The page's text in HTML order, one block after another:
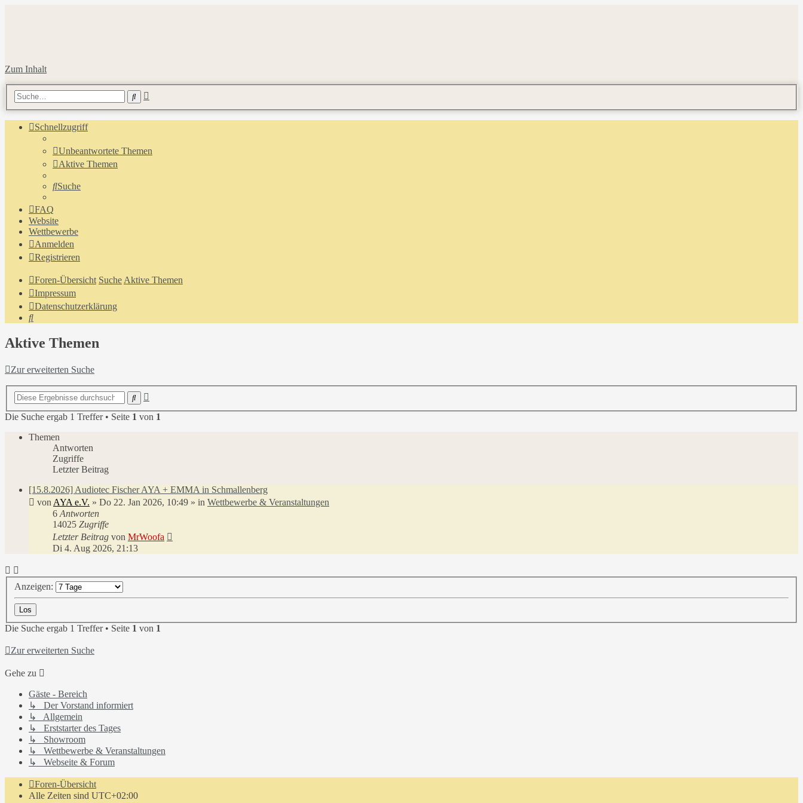
Zum Inhalt
Suche
Schnellzugriff
Unbeantwortete Themen
Aktive Themen
Suche
FAQ
Website
Wettbewerbe
Anmelden
Registrieren
Foren-Übersicht Suche Aktive Themen
Impressum
Datenschutzerklärung
Suche
Aktive Themen
Zur erweiterten Suche
Suche
Die Suche ergab 1 Treffer • Seite 1 von 1
Themen
Antworten
Zugriffe
Letzter Beitrag
[15.8.2026] Audiotec Fischer AYA + EMMA in Schmallenberg
von AYA e.V. » Do 22. Jan 2026, 10:49 » in Wettbewerbe & Veranstaltungen
6 Antworten
14025 Zugriffe
Letzter Beitrag von MrWoofa
Di 4. Aug 2026, 21:13
Anzeigen:
Die Suche ergab 1 Treffer • Seite 1 von 1
Zur erweiterten Suche
Gehe zu
Gäste - Bereich
↳ Der Vorstand informiert
↳ Allgemein
↳ Erststarter des Tages
↳ Showroom
↳ Wettbewerbe & Veranstaltungen
↳ Webseite & Forum
Foren-Übersicht
Alle Zeiten sind UTC+02:00